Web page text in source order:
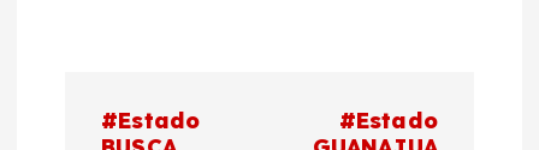
#Estado
#Estado